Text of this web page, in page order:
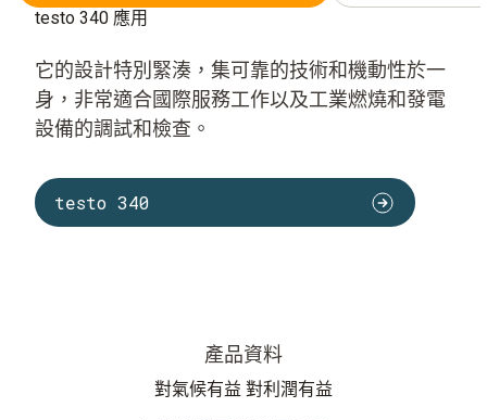
testo 340 應用
它的設計特別緊湊，集可靠的技術和機動性於一
身，非常適合國際服務工作以及工業燃燒和發電
設備的調試和檢查。
testo 340
產品資料
對氣候有益 對利潤有益